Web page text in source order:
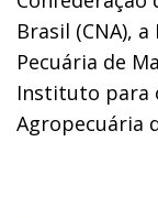
Brasil (CNA),
Pecuária de
Instituto para
Agropecuária